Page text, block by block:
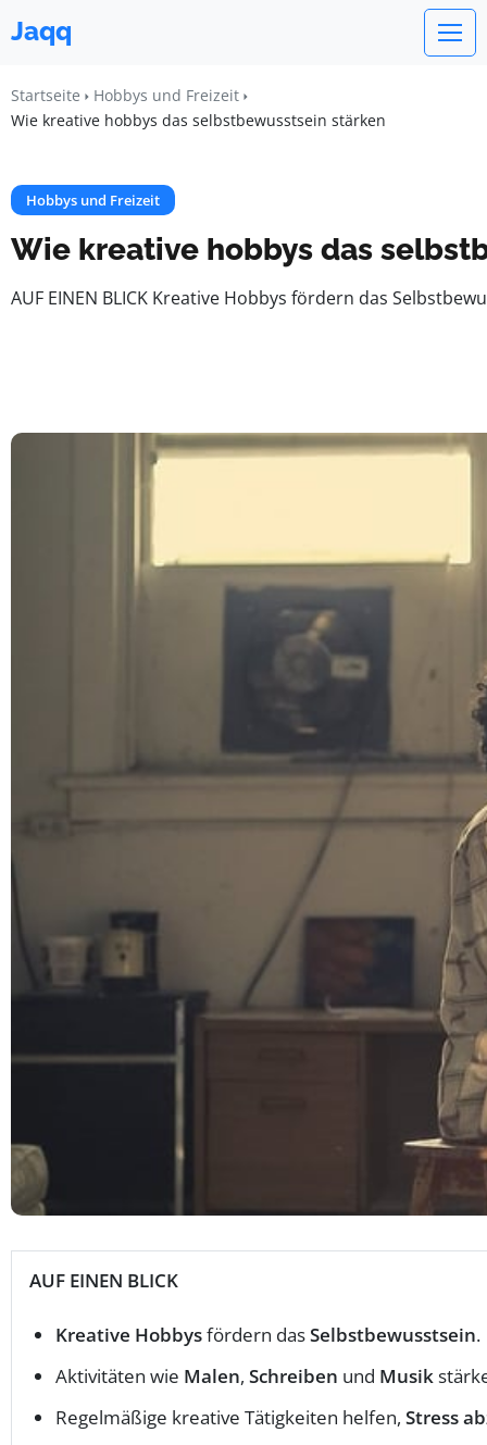
Jaqq
Startseite
Hobbys und Freizeit
Wie kreative hobbys das selbstbewusstsein stärken
Hobbys und Freizeit
Wie kreative hobbys das
AUF EINEN BLICK Kreative Hobbys fördern das
AUF EINEN BLICK
Kreative Hobbysfördern dasSelbstbewusstsein.
Aktivitäten wie Malen, Schreiben und Musik
Regelmäßige kreative Tätigkeiten helfen, Stress